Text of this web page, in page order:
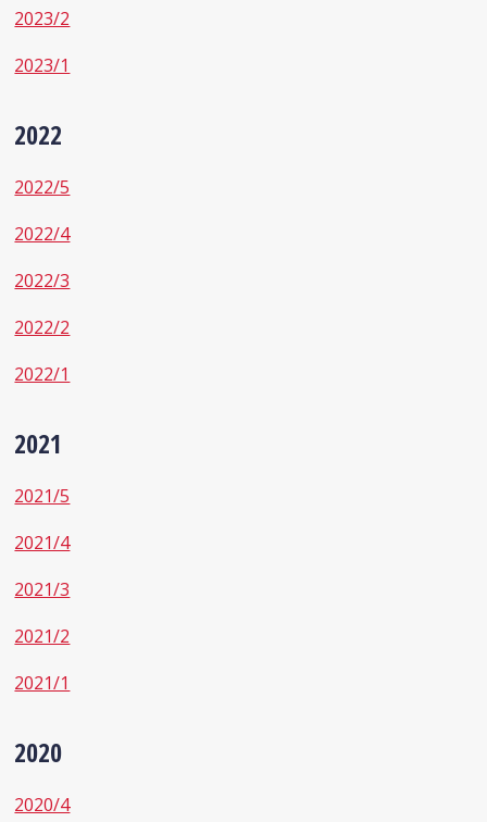
2023/2
2023/1
2022
2022/5
2022/4
2022/3
2022/2
2022/1
2021
2021/5
2021/4
2021/3
2021/2
2021/1
2020
2020/4